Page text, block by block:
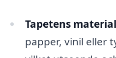
Tapetens
papper, vinil eller